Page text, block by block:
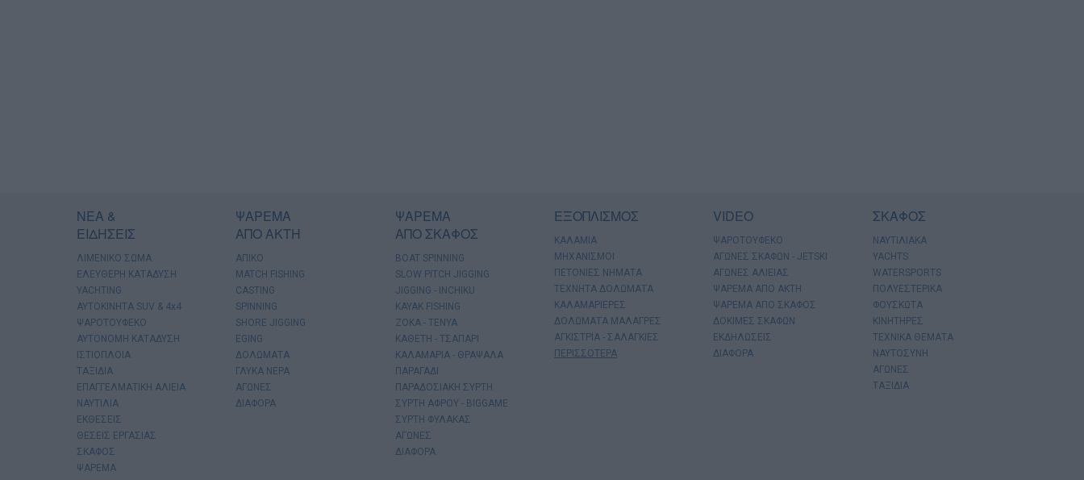
ΝΕΑ &
ΕΙΔΗΣΕΙΣ
ΛΙΜΕΝΙΚΟ ΣΩΜΑ
ΕΛΕΥΘΕΡΗ ΚΑΤΑΔΥΣΗ
YACHTING
AYTOKINHTA SUV & 4x4
ΨΑΡΟΤΟΥΦΕΚΟ
ΑΥΤΟΝΟΜΗ ΚΑΤΑΔΥΣΗ
ΙΣΤΙΟΠΛΟΙΑ
ΤΑΞΙΔΙΑ
ΕΠΑΓΓΕΛΜΑΤΙΚΗ ΑΛΙΕΙΑ
ΝΑΥΤΙΛΙΑ
ΕΚΘΕΣΕΙΣ
ΘΕΣΕΙΣ ΕΡΓΑΣΙΑΣ
ΣΚΑΦΟΣ
ΨΑΡΕΜΑ
ΨΑΡΕΜΑ
ΑΠΟ ΑΚΤΗ
ΑΠΙΚΟ
MATCH FISHING
CASTING
SPINNING
SHORE JIGGING
EGING
ΔΟΛΩΜΑΤΑ
ΓΛΥΚΑ ΝΕΡΑ
ΑΓΩΝΕΣ
ΔΙΑΦΟΡΑ
ΨΑΡΕΜΑ
ΑΠΟ ΣΚΑΦΟΣ
BOAT SPINNING
SLOW PITCH JIGGING
JIGGING - INCHIKU
KAYAK FISHING
ΖΟΚΑ - ΤΕΝΥΑ
ΚΑΘΕΤΗ - ΤΣΑΠΑΡΙ
ΚΑΛΑΜΑΡΙΑ - ΘΡΑΨΑΛΑ
ΠΑΡΑΓΑΔΙ
ΠΑΡΑΔΟΣΙΑΚΗ ΣΥΡΤΗ
ΣΥΡΤΗ ΑΦΡΟΥ - BIGGAME
ΣΥΡΤΗ ΦΥΛΑΚΑΣ
ΑΓΩΝΕΣ
ΔΙΑΦΟΡΑ
ΕΞΟΠΛΙΣΜΟΣ
ΚΑΛΑΜΙΑ
ΜΗΧΑΝΙΣΜΟΙ
ΠΕΤΟΝΙΕΣ ΝΗΜΑΤΑ
ΤΕΧΝΗΤΑ ΔΟΛΩΜΑΤΑ
ΚΑΛΑΜΑΡΙΕΡΕΣ
ΔΟΛΩΜΑΤΑ ΜΑΛΑΓΡΕΣ
ΑΓΚΙΣΤΡΙΑ - ΣΑΛΑΓΚΙΕΣ
ΠΕΡΙΣΣΟΤΕΡΑ
VIDEO
ΨΑΡΟΤΟΥΦΕΚΟ
ΑΓΩΝΕΣ ΣΚΑΦΩΝ - JETSKI
ΑΓΩΝΕΣ ΑΛΙΕΙΑΣ
ΨΑΡΕΜΑ ΑΠΟ ΑΚΤΗ
ΨΑΡΕΜΑ ΑΠΟ ΣΚΑΦΟΣ
ΔΟΚΙΜΕΣ ΣΚΑΦΩΝ
ΕΚΔΗΛΩΣΕΙΣ
ΔΙΑΦΟΡΑ
ΣΚΑΦΟΣ
ΝΑΥΤΙΛΙΑΚΑ
YACHTS
WATERSPORTS
ΠΟΛΥΕΣΤΕΡΙΚΑ
ΦΟΥΣΚΩΤΑ
ΚΙΝΗΤΗΡΕΣ
ΤΕΧΝΙΚΑ ΘΕΜΑΤΑ
ΝΑΥΤΟΣΥΝΗ
ΑΓΩΝΕΣ
ΤΑΞΙΔΙΑ